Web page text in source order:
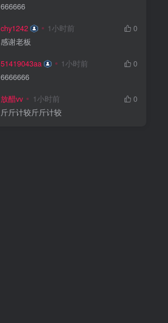
666666
chy1242 1小时前
0
感谢老板
51419043aa 1小时前
0
6666666
放醋vv 1小时前
0
斤斤计较斤斤计较